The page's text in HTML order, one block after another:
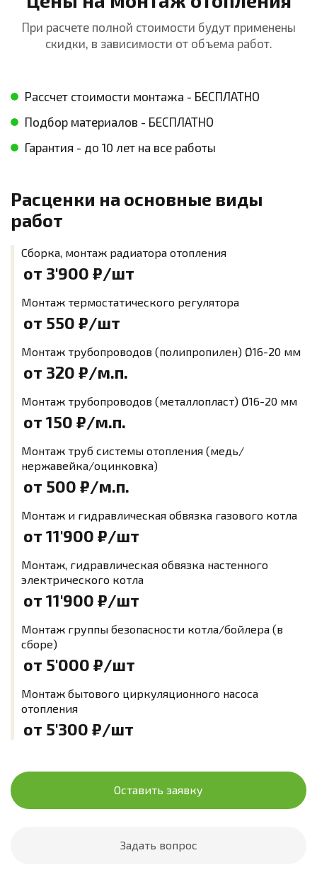
При расчете полной стоимости будут применены
скидки, в зависимости от объема работ.
Рассчет стоимости монтажа - БЕСПЛАТНО
Подбор материалов - БЕСПЛАТНО
Гарантия - до 10 лет на все работы
Расценки на основные виды
работ
Сборка, монтаж радиатора отопления
от 3'900 ₽/шт
Монтаж термостатического регулятора
от 550 ₽/шт
Монтаж трубопроводов (полипропилен) Ø16-20 мм
от 320 ₽/м.п.
Монтаж трубопроводов (металлопласт) Ø16-20 мм
от 150 ₽/м.п.
Монтаж труб системы отопления (медь/
нержавейка/оцинковка)
от 500 ₽/м.п.
Монтаж и гидравлическая обвязка газового котла
от 11'900 ₽/шт
Монтаж, гидравлическая обвязка настенного
электрического котла
от 11'900 ₽/шт
Монтаж группы безопасности котла/бойлера (в
сборе)
от 5'000 ₽/шт
Монтаж бытового циркуляционного насоса
отопления
от 5'300 ₽/шт
Оставить заявку
Задать вопрос